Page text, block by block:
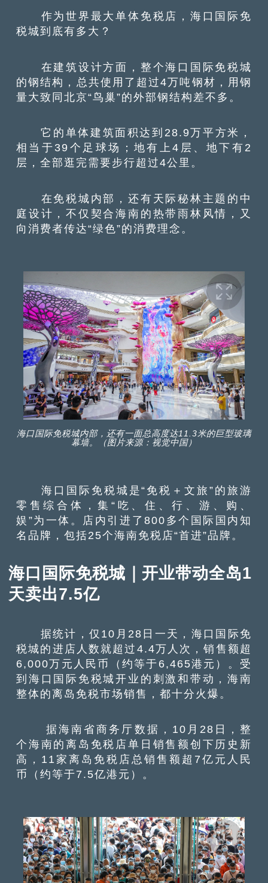
作为世界最大单体免税店，海口国际免
税城到底有多大？
在建筑设计方面，整个海口国际免税城
的钢结构，总共使用了超过4万吨钢材，用钢
量大致同北京“鸟巢”的外部钢结构差不多。
它的单体建筑面积达到28.9万平方米，
相当于39个足球场；地有上4层、地下有2
层，全部逛完需要步行超过4公里。
在免税城内部，还有天际秘林主题的中
庭设计，不仅契合海南的热带雨林风情，又
向消费者传达“绿色”的消费理念。
海口国际免税城内部，还有一面总高度达11.3米的巨型玻璃
幕墙。（图片来源：视觉中国）
海口国际免税城是“免税＋文旅”的旅游
零售综合体，集“吃、住、行、游、购、
娱”为一体。店内引进了800多个国际国内知
名品牌，包括25个海南免税店“首进”品牌。
海口国际免税城｜开业带动全岛1
天卖出7.5亿
据统计，仅10月28日一天，海口国际免
税城的进店人数就超过4.4万人次，销售额超
6,000万元人民币（约等于6,465港元）。受
到海口国际免税城开业的刺激和带动，海南
整体的离岛免税市场销售，都十分火爆。
据海南省商务厅数据，10月28日，整
个海南的离岛免税店单日销售额创下历史新
高，11家离岛免税店总销售额超7亿元人民
币（约等于7.5亿港元）。